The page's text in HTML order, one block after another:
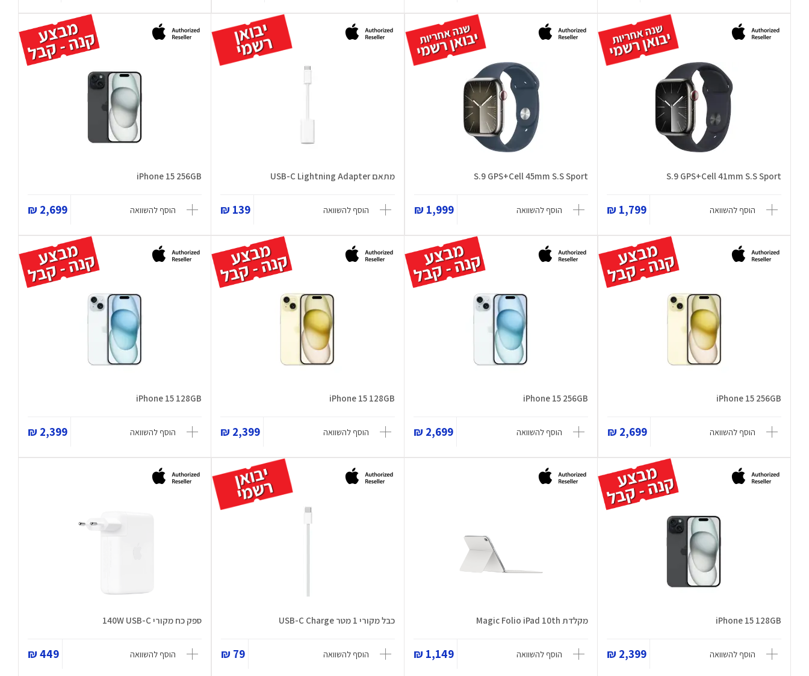
S.9 GPS+Cell 41mm S.S Sport
הוסף להשוואה 1,799 ₪
S.9 GPS+Cell 45mm S.S Sport
הוסף להשוואה 1,999 ₪
מתאם USB-C Lightning Adapter
הוסף להשוואה 139 ₪
iPhone 15 256GB
הוסף להשוואה 2,699 ₪
iPhone 15 256GB
הוסף להשוואה 2,699 ₪
iPhone 15 256GB
הוסף להשוואה 2,699 ₪
iPhone 15 128GB
הוסף להשוואה 2,399 ₪
iPhone 15 128GB
הוסף להשוואה 2,399 ₪
iPhone 15 128GB
הוסף להשוואה 2,399 ₪
מקלדת Magic Folio iPad 10th
הוסף להשוואה 1,149 ₪
כבל מקורי 1 מטר USB-C Charge
הוסף להשוואה 79 ₪
ספק כח מקורי 140W USB-C
הוסף להשוואה 449 ₪